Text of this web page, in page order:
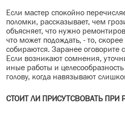
Если мастер спокойно
поломки, рассказывает, чем
объясняет, что нужно
что может подождать, - то,
собираются. Заранее оговорите
Если возникают сомнения,
иные работы и
голову, когда навязывают
СТОИТ ЛИ ПРИСУТСВОВАТЬ